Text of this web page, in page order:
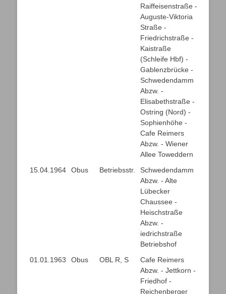
Raiffeisenstraße -
Auguste-Viktoria
Straße -
Friedrichstraße -
Kaistraße
(Schleife Hbf) -
Gablenzbrücke -
Schwedendamm
Abzw. -
Elisabethstraße -
Ostring (Nord) -
Sophienhöhe -
Cafe Reimers
Abzw. - Wiener
Allee Toweddern
15.04.1964
Obus Betriebsstr.
Schwedendamm
Abzw. - Alte
Lübecker
Chaussee -
Heischstraße
Abzw. -
iedrichstraße
Betriebshof
01.01.1963
Obus OBL R, S
Cafe Reimers
Abzw. - Jettkorn -
Friedhof -
Reichenberger